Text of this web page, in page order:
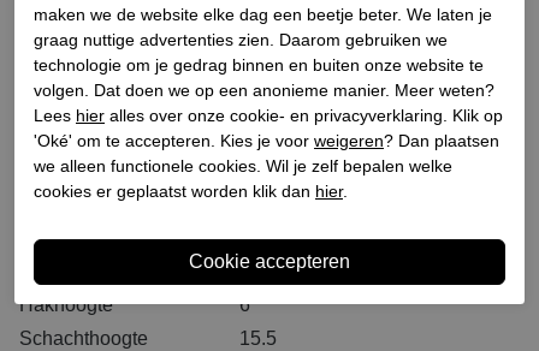
Merk
Cordwainer
Leveranciercode
261W44505-2D2
Categorie
Enkellaarsjes
Kleur
Naturel
Bestelcode
143700157
Materiaal buitenkant
Leer
Materiaal binnenkant
Leer
Leer
Hakhoogte
6
Schachthoogte
15.5
maken we de website elke dag een beetje beter. We laten je
graag nuttige advertenties zien. Daarom gebruiken we
technologie om je gedrag binnen en buiten onze website te
volgen. Dat doen we op een anonieme manier. Meer weten?
Lees hier alles over onze cookie- en privacyverklaring. Klik op
'Oké' om te accepteren. Kies je voor weigeren? Dan plaatsen
we alleen functionele cookies. Wil je zelf bepalen welke
cookies er geplaatst worden klik dan hier.